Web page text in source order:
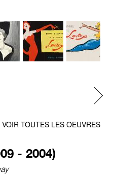
Next
VOIR TOUTES LES OEUVRES
- 2004)